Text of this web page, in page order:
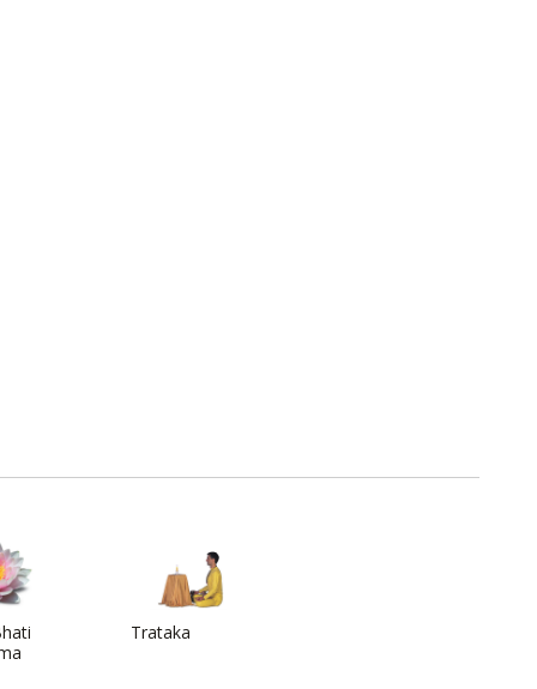
Trataka